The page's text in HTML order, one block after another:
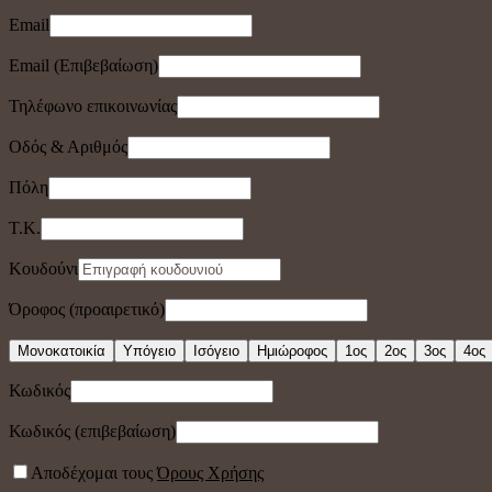
Email
Email (Επιβεβαίωση)
Τηλέφωνο επικοινωνίας
Οδός & Αριθμός
Πόλη
Τ.Κ.
Κουδούνι
Όροφος (προαιρετικό)
Μονοκατοικία Υπόγειο Ισόγειο Ημιώροφος 1ος 2ος 3ος 4ος
Κωδικός
Κωδικός (επιβεβαίωση)
Αποδέχομαι τουςΌρους Χρήσης